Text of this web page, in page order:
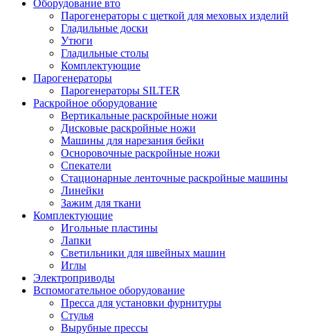
Оборудование вто
Парогенераторы с щеткой для меховых изделий
Гладильные доски
Утюги
Гладильные столы
Комплектующие
Парогенераторы
Парогенераторы SILTER
Раскройное оборудование
Вертикальные раскройные ножи
Дисковые раскройные ножи
Машины для нарезания бейки
Осноровочные раскройные ножи
Спекатели
Стационарные ленточные раскройные машины
Линейки
Зажим для ткани
Комплектующие
Игольные пластины
Лапки
Светильники для швейных машин
Иглы
Электроприводы
Вспомогательное оборудование
Пресса для установки фурнитуры
Стулья
Вырубные прессы